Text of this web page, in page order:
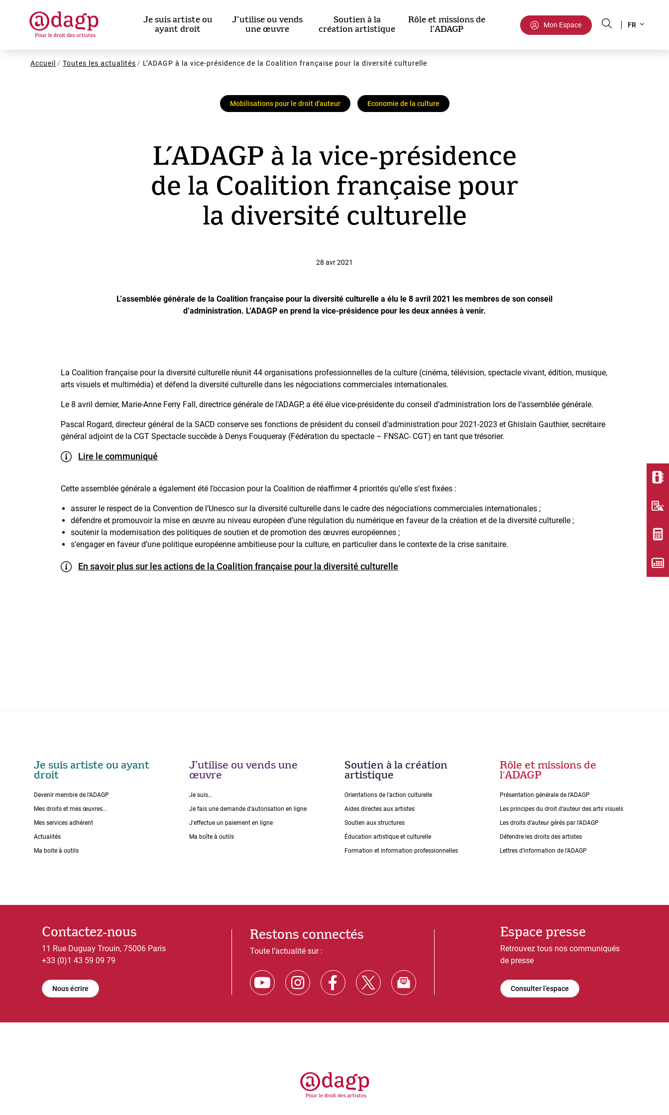
Je suis artiste ou
ayant droit
J’utilise ou vends
une œuvre
Soutien à la
création artistique
Rôle et missions de
l’ADAGP
Mon Espace
your
FR
Fil
Accueil Toutes les actualités L’ADAGP à la vice-présidence de la Coalition française pour la diversité culturelle
Mobilisations pour le droit d'auteur Economie de la culture
L’ADAGP à la vice-présidence
de la Coalition française pour
la diversité culturelle
28 avr 2021
L’assemblée générale de la Coalition française pour la diversité culturelle a élu le 8 avril 2021 les membres de son conseil
d’administration. L’ADAGP en prend la vice-présidence pour les deux années à venir.
La Coalition française pour la diversité culturelle réunit 44 organisations professionnelles de la culture (cinéma, télévision, spectacle vivant, édition, musique,
arts visuels et multimédia) et défend la diversité culturelle dans les négociations commerciales internationales.
Le 8 avril dernier, Marie-Anne Ferry Fall, directrice générale de l’ADAGP, a été élue vice-présidente du conseil d’administration lors de l’assemblée générale.
Pascal Rogard, directeur général de la SACD conserve ses fonctions de président du conseil d’administration pour 2021-2023 et Ghislain Gauthier, secrétaire
général adjoint de la CGT Spectacle succède à Denys Fouqueray (Fédération du spectacle – FNSAC- CGT) en tant que trésorier.
Lire le communiqué
Cette assemblée générale a également été l’occasion pour la Coalition de réaffirmer 4 priorités qu’elle s’est fixées :
assurer le respect de la Convention de l’Unesco sur la diversité culturelle dans le cadre des négociations commerciales internationales ;
défendre et promouvoir la mise en œuvre au niveau européen d’une régulation du numérique en faveur de la création et de la diversité culturelle ;
soutenir la modernisation des politiques de soutien et de promotion des œuvres européennes ;
s’engager en faveur d’une politique européenne ambitieuse pour la culture, en particulier dans le contexte de la crise sanitaire.
En savoir plus sur les actions de la Coalition française pour la diversité culturelle
Je suis artiste ou ayant
droit
Devenir membre de l’ADAGP
Mes droits et mes œuvres...
Mes services adhérent
Actualités
Ma boite à outils
J’utilise ou vends une
œuvre
Je suis…
Je fais une demande dʼautorisation en ligne
J'effectue un paiement en ligne
Ma boîte à outils
Soutien à la création
artistique
Orientations de lʼaction culturelle
Aides directes aux artistes
Soutien aux structures
Éducation artistique et culturelle
Formation et information professionnelles
Rôle et missions de
lʼADAGP
Présentation générale de l’ADAGP
Les principes du droit dʼauteur des arts visuels
Les droits dʼauteur gérés par lʼADAGP
Défendre les droits des artistes
Lettres dʼinformation de lʼADAGP
Contactez-nous
11 Rue Duguay Trouin, 75006 Paris
+33 (0)1 43 59 09 79
Nous écrire
Restons connectés
Toute l’actualité sur :
Espace presse
Retrouvez tous nos communiqués
de presse
Consulter l’espace